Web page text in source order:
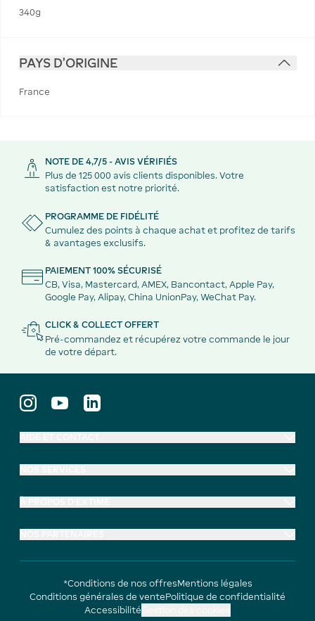
340g
PAYS D'ORIGINE
France
NOTE DE 4,7/5 - AVIS VÉRIFIÉS
Plus de 125 000 avis clients disponibles. Votre
satisfaction est notre priorité.
PROGRAMME DE FIDÉLITÉ
Cumulez des points à chaque achat et profitez de tarifs
& avantages exclusifs.
PAIEMENT 100% SÉCURISÉ
CB, Visa, Mastercard, AMEX, Bancontact, Apple Pay,
Google Pay, Alipay, China UnionPay, WeChat Pay.
CLICK & COLLECT OFFERT
Pré-commandez et récupérez votre commande le jour
de votre départ.
*Conditions de nos offresMentions légales
Conditions générales de ventePolitique de confidentialité
Accessibilité